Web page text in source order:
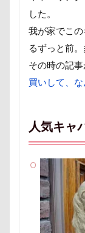
した。
我が家でこ
るずっと前
その時の記
買いして、
人気キャ
ライクくん
ユウくん
店舗限定色
苺ちゃん
芦田愛菜
舎人公園ド
自業自得
脱出
胡桃ちゃん
蘭ちゃん